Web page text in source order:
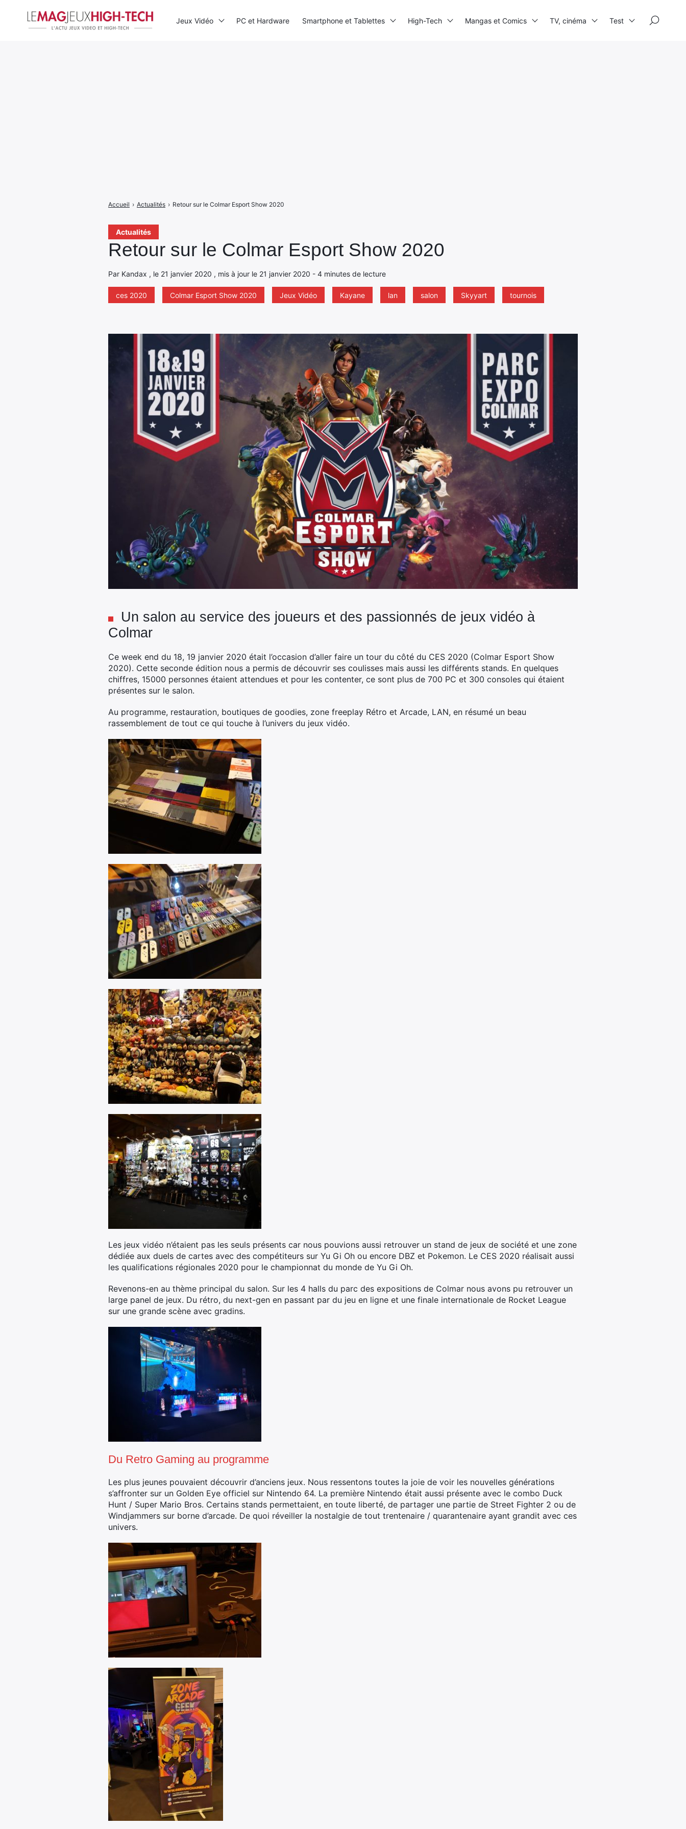
Actualités
Retour sur le Colmar Esport Show 2020
Par Kandax , le 21 janvier 2020 , mis à jour le 21 janvier 2020 - 4 minutes de lecture
ces 2020 Colmar Esport Show 2020 Jeux Vidéo Kayane lan salon Skyyart tournois
Accueil › Actualités › Retour sur le Colmar Esport Show 2020
Un salon au service des joueurs et des passionnés de jeux vidéo à
Colmar
Ce week end du 18, 19 janvier 2020 était l’occasion d’aller faire un tour du côté du CES 2020 (Colmar Esport Show
2020). Cette seconde édition nous a permis de découvrir ses coulisses mais aussi les différents stands. En quelques
chiffres, 15000 personnes étaient attendues et pour les contenter, ce sont plus de 700 PC et 300 consoles qui étaient
présentes sur le salon.
Au programme, restauration, boutiques de goodies, zone freeplay Rétro et Arcade, LAN, en résumé un beau
rassemblement de tout ce qui touche à l’univers du jeux vidéo.
Les jeux vidéo n’étaient pas les seuls présents car nous pouvions aussi retrouver un stand de jeux de société et une zone
dédiée aux duels de cartes avec des compétiteurs sur Yu Gi Oh ou encore DBZ et Pokemon. Le CES 2020 réalisait aussi
les qualifications régionales 2020 pour le championnat du monde de Yu Gi Oh.
Revenons-en au thème principal du salon. Sur les 4 halls du parc des expositions de Colmar nous avons pu retrouver un
large panel de jeux. Du rétro, du next-gen en passant par du jeu en ligne et une finale internationale de Rocket League
sur une grande scène avec gradins.
Du Retro Gaming au programme
Les plus jeunes pouvaient découvrir d’anciens jeux. Nous ressentons toutes la joie de voir les nouvelles générations
s’affronter sur un Golden Eye officiel sur Nintendo 64. La première Nintendo était aussi présente avec le combo Duck
Hunt / Super Mario Bros. Certains stands permettaient, en toute liberté, de partager une partie de Street Fighter 2 ou de
Windjammers sur borne d’arcade. De quoi réveiller la nostalgie de tout trentenaire / quarantenaire ayant grandit avec ces
univers.
Jeux Vidéo PC et Hardware Smartphone et Tablettes High-Tech Mangas et Comics TV, cinéma Test